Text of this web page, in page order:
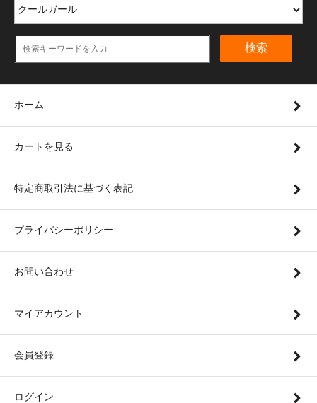
検索
ホーム
カートを見る
特定商取引法に基づく表記
プライバシーポリシー
お問い合わせ
マイアカウント
会員登録
ログイン